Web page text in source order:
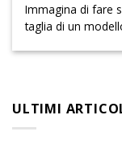
Immagina di fare
taglia di un
ULTIMI